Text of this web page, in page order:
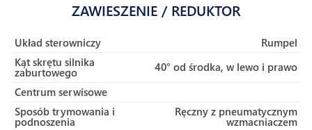
ZAWIESZENIE / REDUKTOR
Układ sterowniczy
Rumpel
Kąt skrętu silnika
zaburtowego
40° od środka, w lewo i prawo
Centrum serwisowe
Sposób trymowania i
podnoszenia
Ręczny z pneumatycznym
wzmacniaczem